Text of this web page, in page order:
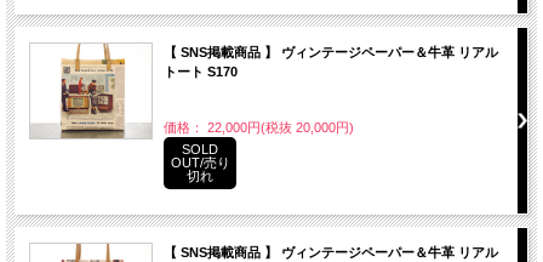
【 SNS掲載商品 】 ヴィンテージペーパー＆牛革 リアル
トート S170
価格： 22,000円(税抜 20,000円)
SOLD
OUT/売り
切れ
【 SNS掲載商品 】 ヴィンテージペーパー＆牛革 リアル